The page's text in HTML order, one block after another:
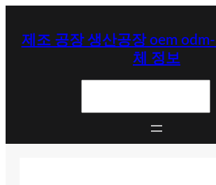
제조 공장 생산공장 oem
체 정보